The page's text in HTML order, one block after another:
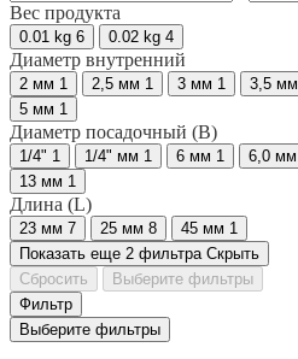
Вес продукта
0.01 kg 6 0.02 kg 4
Диаметр внутренний
2 мм 1 2,5 мм 1 3 мм 1 3,5 мм
5 мм 1
Диаметр посадочный (B)
1/4" 1 1/4" мм 1 6 мм 1 6,0 мм
13 мм 1
Длина (L)
23 мм 7 25 мм 8 45 мм 1
Показать еще 2 фильтра Скрыть
Сбросить
Выберите фильтры
Фильтр
Выберите фильтры